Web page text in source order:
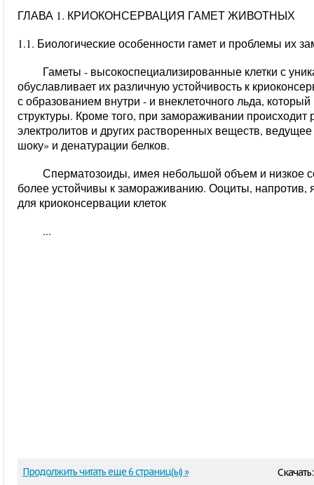
ГЛАВА 1. КРИОКОНСЕРВАЦИЯ ГАМЕТ ЖИВОТНЫХ
1.1. Биологические особенности гамет и проблемы их
Гаметы - высокоспециализированные клетки с
обуславливает их различную устойчивость к
с образованием внутри - и внеклеточного льда,
структуры. Кроме того, при замораживании
электролитов и других растворенных веществ,
шоку» и денатурации белков.
Сперматозоиды, имея небольшой объем и низкое
более устойчивы к замораживанию. Ооциты,
для криоконсервации клеток
...
Продолжить читать еще 6 страниц(ы) »